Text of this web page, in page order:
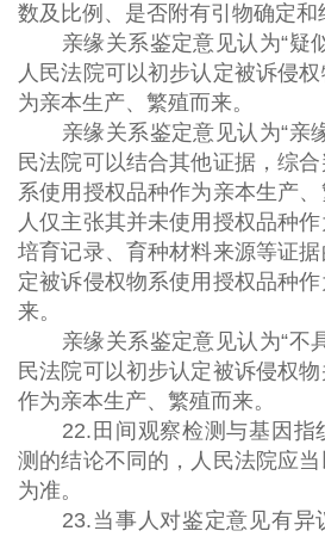
数及比例、是否附有引物确定和
亲缘关系鉴定意见认为“疑似
人民法院可以初步认定被诉侵
为亲本生产、繁殖而来。
亲缘关系鉴定意见认为“亲缘
民法院可以结合其他证据，综
系使用授权品种作为亲本生产
人仅主张其并未使用授权品种
培育记录、育种材料来源等证
定被诉侵权物系使用授权品种
来。
亲缘关系鉴定意见认为“不具
民法院可以初步认定被诉侵权
作为亲本生产、繁殖而来。
22.田间观察检测与基因指
测的结论不同的，人民法院应
为准。
23.当事人对鉴定意见有异